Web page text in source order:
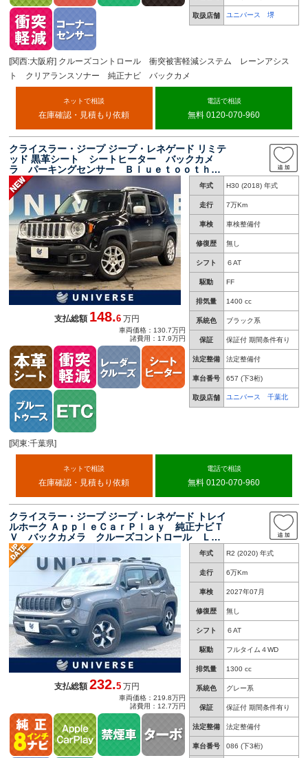
取扱店舗 ユニバース 堺
[関西:大阪府] クルーズコントロール 衝突被害軽減システム レーンアシス
ト クリアランスソナー 純正ナビ バックカメ
ネットで相談
在庫確認・見積もり依頼
電話で相談
無料 0120-070-960
クライスラー・ジープ ジープ・レネゲード リミテ
ッド 黒革シート シートヒーター バックカメ
ラ パーキングセンサー Ｂｌｕｅｔｏｏｔｈ
アクティブクルーズコントロール ブラインドス
ポットアシスト ステアリングヒーター ＨＩＤ
ヘッドランプ ＥＴＣ
年式 H30 (2018) 年式
走行 7万Km
車検 車検整備付
修復歴 無し
シフト ６AT
駆動 FF
排気量 1400 cc
系統色 ブラック系
保証 保証付 期間条件有り
法定整備 法定整備付
車台番号 657 (下3桁)
取扱店舗 ユニバース 千葉北
支払総額148.6 万円
車両価格：130.7万円
諸費用：17.9万円
[関東:千葉県]
ネットで相談
在庫確認・見積もり依頼
電話で相談
無料 0120-070-960
クライスラー・ジープ ジープ・レネゲード トレイ
ルホーク ＡｐｐｌｅＣａｒＰｌａｙ 純正ナビＴ
Ｖ バックカメラ クルーズコントロール ＬＥ
Ｄヘッド オートライト 純正１７インチアル
ミ ＬＥＤフロントフォグ マットブラックフロ
ントフードデカール ＥＴＣ 禁煙車
年式 R2 (2020) 年式
走行 6万Km
車検 2027年07月
修復歴 無し
シフト ６AT
駆動 フルタイム４WD
排気量 1300 cc
系統色 グレー系
保証 保証付 期間条件有り
法定整備 法定整備付
車台番号 086 (下3桁)
支払総額232.5 万円
車両価格：219.8万円
諸費用：12.7万円